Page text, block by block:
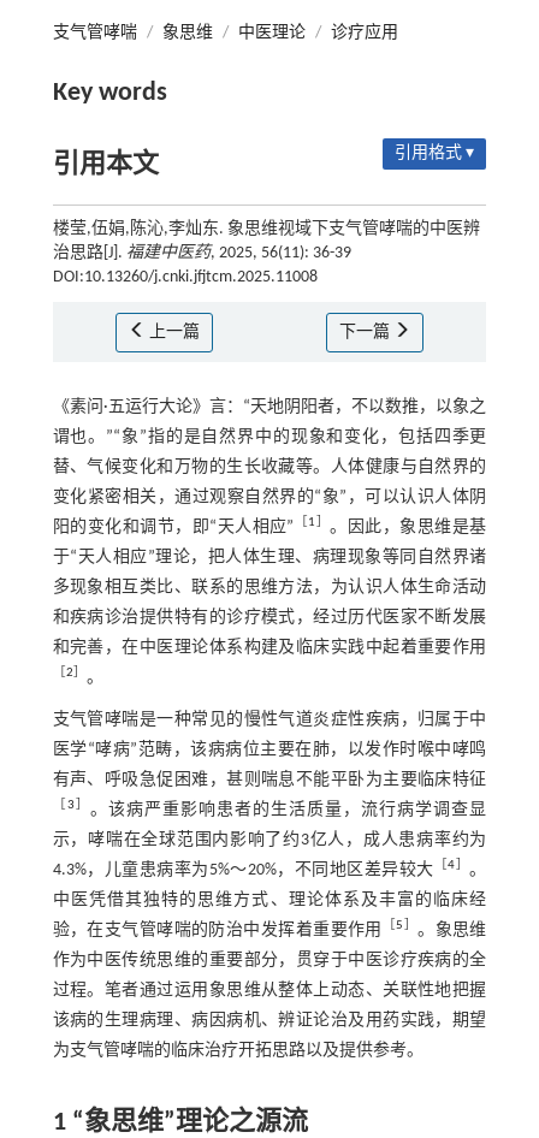
支气管哮喘 / 象思维 / 中医理论 / 诊疗应用
Key words
引用本文 引用格式 ▾
楼莹,伍娟,陈沁,李灿东. 象思维视域下支气管哮喘的中医辨
治思路[J]. 福建中医药, 2025, 56(11): 36-39
DOI:10.13260/j.cnki.jfjtcm.2025.11008
上一篇 下一篇
《素问·五运行大论》言：“天地阴阳者，不以数推，以象之
谓也。”“象”指的是自然界中的现象和变化，包括四季更
替、气候变化和万物的生长收藏等。人体健康与自然界的
变化紧密相关，通过观察自然界的“象”，可以认识人体阴
阳的变化和调节，即“天人相应”
1
。因此，象思维是基
于“天人相应”理论，把人体生理、病理现象等同自然界诸
多现象相互类比、联系的思维方法，为认识人体生命活动
和疾病诊治提供特有的诊疗模式，经过历代医家不断发展
和完善，在中医理论体系构建及临床实践中起着重要作用
2 。
支气管哮喘是一种常见的慢性气道炎症性疾病，归属于中
医学“哮病”范畴，该病病位主要在肺，以发作时喉中哮鸣
有声、呼吸急促困难，甚则喘息不能平卧为主要临床特征
3
。该病严重影响患者的生活质量，流行病学调查显
示，哮喘在全球范围内影响了约3亿人，成人患病率约为
4.3%，儿童患病率为5%～20%，不同地区差异较大 ［4
。
中医凭借其独特的思维方式、理论体系及丰富的临床经
验，在支气管哮喘的防治中发挥着重要作用
［5
。象思维
作为中医传统思维的重要部分，贯穿于中医诊疗疾病的全
过程。笔者通过运用象思维从整体上动态、关联性地把握
该病的生理病理、病因病机、辨证论治及用药实践，期望
为支气管哮喘的临床治疗开拓思路以及提供参考。
1 “象思维”理论之源流